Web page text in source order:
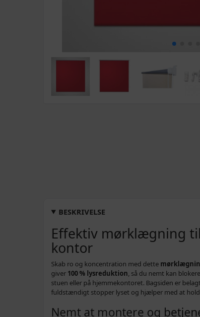
BESKRIVELSE
Effektiv mørklægning
kontor
Skab ro og koncentration med dette
giver 100 % lysreduktion , så du nemt kan
stuen eller på hjemmekontoret. Bagsiden er
fuldstændigt stopper lyset og hjælper med at
Nemt at montere og